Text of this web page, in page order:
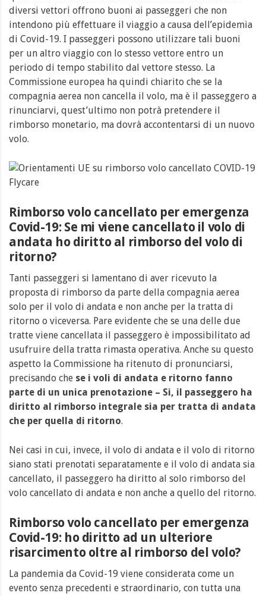
diversi vettori offrono buoni ai passeggeri che non
intendono più effettuare il viaggio a causa dell’epidemia
di Covid-19. I passeggeri possono utilizzare tali buoni
per un altro viaggio con lo stesso vettore entro un
periodo di tempo stabilito dal vettore stesso. La
Commissione europea ha quindi chiarito che se la
compagnia aerea non cancella il volo, ma è il passeggero a
rinunciarvi, quest’ultimo non potrà pretendere il
rimborso monetario, ma dovrà accontentarsi di un nuovo
volo.
Rimborso volo cancellato per emergenza
Covid-19: Se mi viene cancellato il volo di
andata ho diritto al rimborso del volo di
ritorno?
Tanti passeggeri si lamentano di aver ricevuto la
proposta di rimborso da parte della compagnia aerea
solo per il volo di andata e non anche per la tratta di
ritorno o viceversa. Pare evidente che se una delle due
tratte viene cancellata il passeggero è impossibilitato ad
usufruire della tratta rimasta operativa. Anche su questo
aspetto la Commissione ha ritenuto di pronunciarsi,
precisando che se i voli di andata e ritorno fanno
parte di un unica prenotazione – Si, il passeggero ha
diritto al rimborso integrale sia per tratta di andata
che per quella di ritorno.
Nei casi in cui, invece, il volo di andata e il volo di ritorno
siano stati prenotati separatamente e il volo di andata sia
cancellato, il passeggero ha diritto al solo rimborso del
volo cancellato di andata e non anche a quello del ritorno.
Rimborso volo cancellato per emergenza
Covid-19: ho diritto ad un ulteriore
risarcimento oltre al rimborso del volo?
La pandemia da Covid-19 viene considerata come un
evento senza precedenti e straordinario, con tutta una